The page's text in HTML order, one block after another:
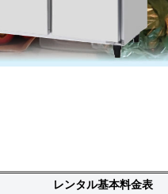
レンタル基本料金表